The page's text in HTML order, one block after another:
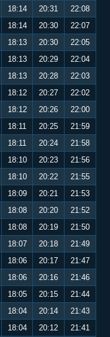
18:14 20:31
22:08
18:14 20:30
22:07
18:13 20:30
22:05
18:13 20:29
22:04
18:13 20:28
22:03
18:12 20:27
22:02
18:12 20:26
22:00
18:11 20:25
21:59
18:11 20:24
21:58
18:10 20:23
21:56
18:10 20:22
21:55
18:09 20:21
21:53
18:08 20:20
21:52
18:08 20:19
21:50
18:07 20:18
21:49
18:06 20:17
21:47
18:06 20:16
21:46
18:05 20:15
21:44
18:04 20:14
21:43
18:04 20:12
21:41